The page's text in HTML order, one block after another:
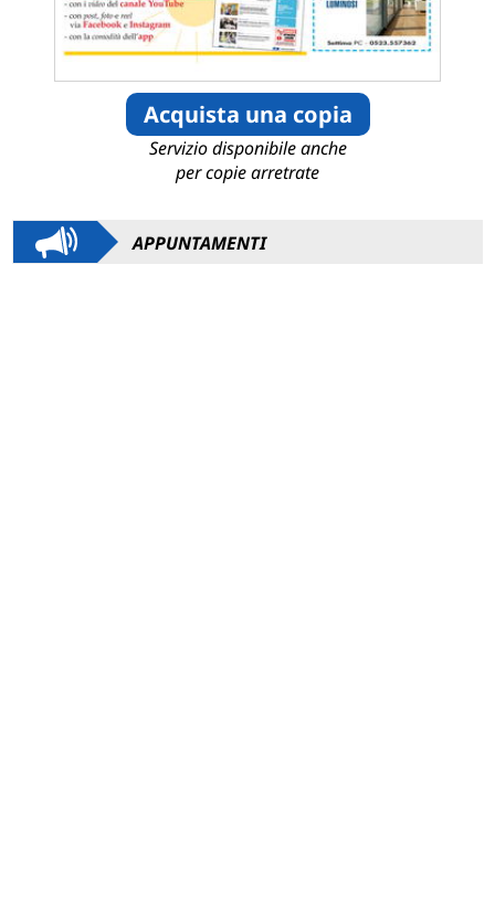
Acquista una copia
Servizio disponibile anche
per copie arretrate
APPUNTAMENTI